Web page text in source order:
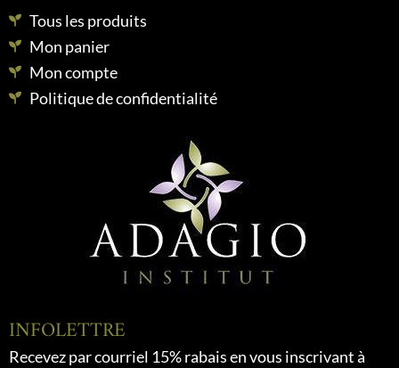
Tous les produits
Mon panier
Mon compte
Politique de confidentialité
INFOLETTRE
Recevez par courriel 15% rabais en vous inscrivant à